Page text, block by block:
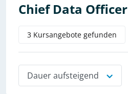
Chief Data Officer
3 Kursangebote gefunden
Dauer aufsteigend